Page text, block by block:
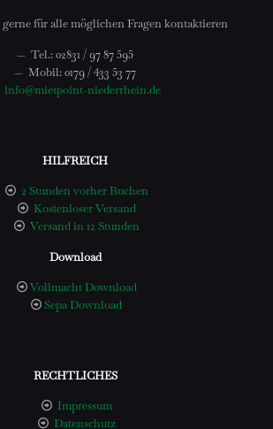
für alle möglichen Fragen kontaktieren
— Tel.: 02831 / 97 87 595
— Mobil: 0179 / 433 53 77
info@mietpoint-niederrhein.de
HILFREICH
2 Stunden vorher Buchen
Kostenloser Versand
Versand in 12 Stunden
Download
Vollmacht Download
Sepa Download
RECHTLICHES
Impressum
Datenschutz